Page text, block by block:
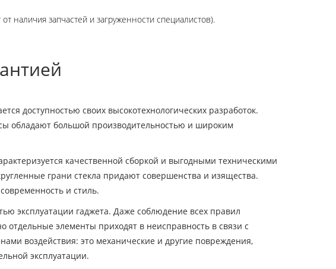
наличия запчастей и загруженности специалистов).
доступностью своих высокотехнологических разработок.
обладают большой производительностью и широким
качественной сборкой и выгодными техническими
грани стекла придают совершенства и изящества.
и стиль.
эксплуатации гаджета. Даже соблюдение всех правил
отдельные элементы приходят в неисправность в связи с
воздействия: это механические и другие повреждения,
эксплуатации.